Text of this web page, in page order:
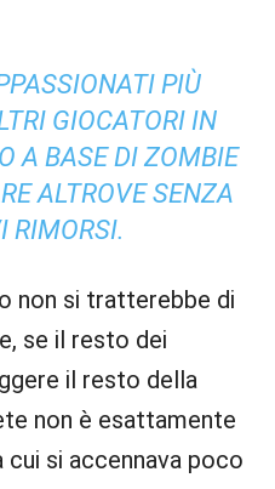
PIÙ
GIOCATORI IN
A BASE DI ZOMBIE
ALTROVE SENZA
RIMORSI.
non si tratterebbe di
se il resto dei
il resto della
non è esattamente
si accennava poco